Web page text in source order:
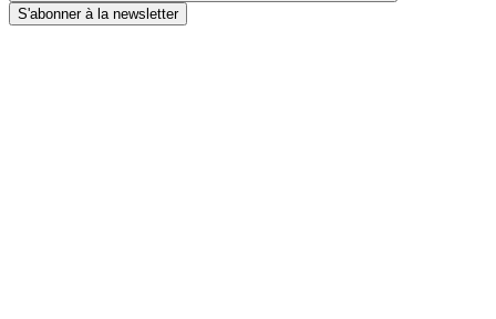
S'abonner à la newsletter